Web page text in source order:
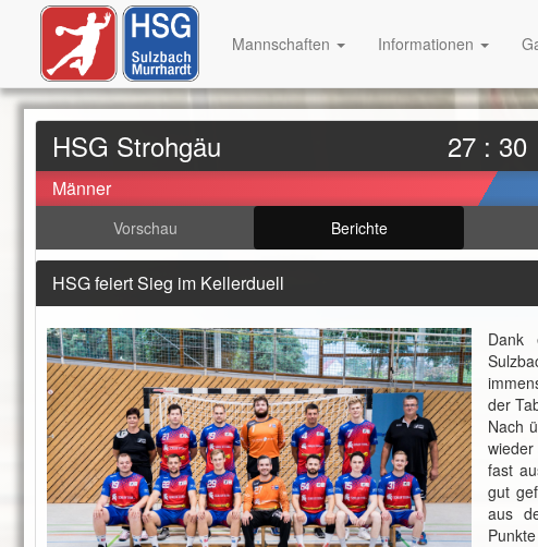
HSG Strohgäu 27 : 30
Männer
Vorschau Berichte
HSG feiert Sieg im Kellerduell
Dank
der
Nach
fast
gut
aus
Mannschaften Informationen